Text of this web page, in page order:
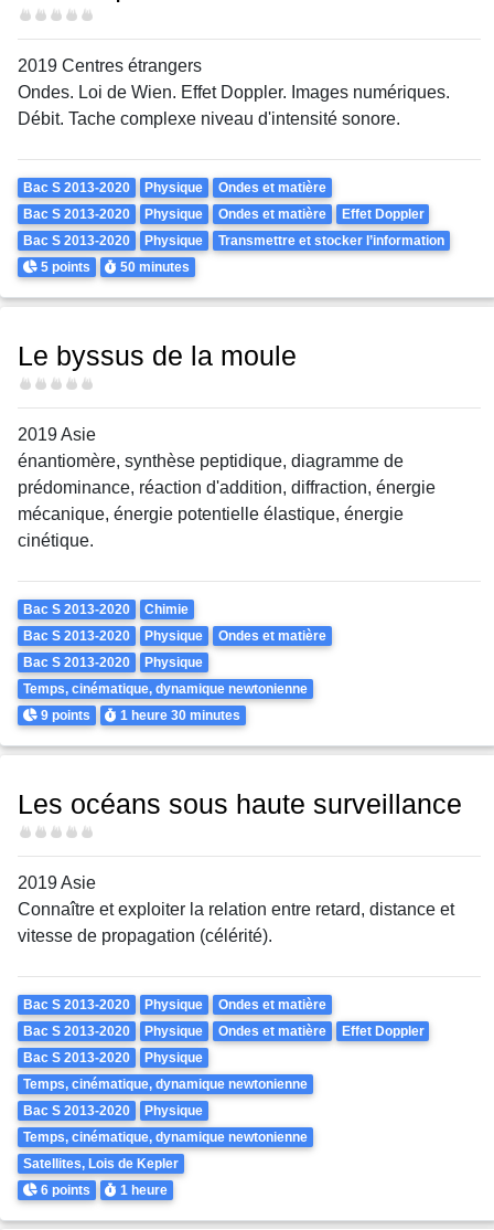
Difficulté
2019 Centres étrangers
Ondes. Loi de Wien. Effet Doppler. Images numériques.
Débit. Tache complexe niveau d'intensité sonore.
Theme
Bac S 2013-2020 Physique
Ondes et matière
Bac S 2013-2020
Physique Ondes et matière
Effet Doppler
Bac S 2013-2020
Physique Transmettre et stocker l’information
Points
5 points Durée
50 minutes
Le byssus de la moule
Difficulté
2019 Asie
énantiomère, synthèse peptidique, diagramme de
prédominance, réaction d'addition, diffraction, énergie
mécanique, énergie potentielle élastique, énergie
cinétique.
Theme
Bac S 2013-2020
Chimie
Bac S 2013-2020
Physique
Ondes et matière
Bac S 2013-2020
Physique
Temps, cinématique, dynamique newtonienne
Points
9 points Durée
1 heure30 minutes
Les océans sous haute surveillance
Difficulté
2019 Asie
Connaître et exploiter la relation entre retard, distance et
vitesse de propagation (célérité).
Theme
Bac S 2013-2020 Physique
Ondes et matière
Bac S 2013-2020
Physique Ondes et matière
Effet Doppler
Bac S 2013-2020
Physique
Temps, cinématique, dynamique newtonienne
Bac S 2013-2020
Physique
Temps, cinématique, dynamique newtonienne
Satellites, Lois de Kepler
Points
6 points Durée
1 heure